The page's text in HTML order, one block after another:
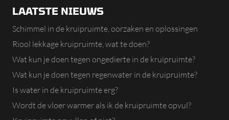
LAATSTE NIEUWS
Schimmel in de kruipruimte, oorzaken en oplossingen
Riool lekkage kruipruimte, wat te doen?
Wat kun je doen tegen ongedierte in de kruipruimte?
Wat kun je doen tegen regenwater in de kruipruimte?
Is water in de kruipruimte erg?
Wordt de vloer warmer als ik de kruipruimte opvul?